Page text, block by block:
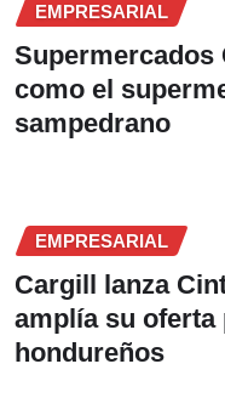
EMPRESARIAL
Supermercados
como el
sampedrano
EMPRESARIAL
Cargill lanza
amplía su
hondureños